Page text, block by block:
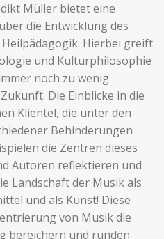
Müller bietet eine
die Entwicklung des
Hierbei greift
und Kulturphilosophie
noch zu wenig
Die Einblicke in die
Klientel, die unter den
Behinderungen
die Zentren dieses
Autoren reflektieren und
Landschaft der Musik als
und als Kunst! Diese
von Musik die
bereichern und runden